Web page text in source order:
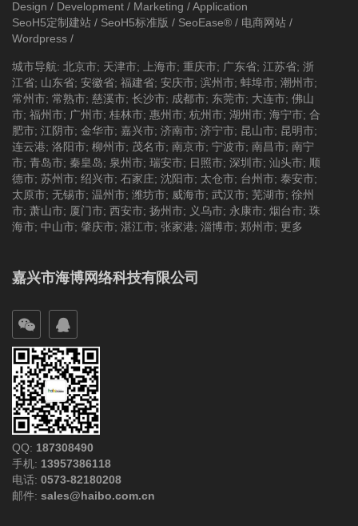
Design / Development / Marketing / Application
SeoH5定制建站 / SeoH5标准版 / SeoEase® / 电商网站 /
Wordpress /
城市导航: 北京市; 天津市; 上海市; 重庆市; 广东省; 江苏省; 浙
江省; 山东省; 安徽省; 福建省; 安庆市; 滨州市; 蚌埠市; 潮州市;
常州市; 常熟市; 慈溪市; 长沙市; 成都市; 东莞市; 大连市; 佛山
市; 福州市; 广州市; 桂林市; 惠州市; 杭州市; 湖州市; 海宁市; 合
肥市; 江阴市; 金华市; 嘉兴市; 济南市; 济宁市; 昆山市; 昆明市;
连云港; 洛阳市; 柳州市; 茂名市; 南京市; 宁波市; 南昌市; 南宁
市; 青岛市; 秦皇岛; 泉州市; 瑞安市; 日照市; 深圳市; 汕头市; 顺
德市; 苏州市; 绍兴市; 石家庄; 沈阳市; 太仓市; 台州市; 泰安市;
太原市; 无锡市; 温州市; 潍坊市; 威海市; 武汉市; 芜湖市; 徐州
市; 萧山市; 厦门市; 西安市; 扬州市; 义乌市; 永康市; 烟台市; 珠
海市; 中山市; 肇庆市; 湛江市; 张家港; 淄博市; 郑州市; 更多
嘉兴市海博网络科技有限公司
QQ: 187308490
手机: 13957386118
电话: 0573-82180208
邮件: sales@haibo.com.cn